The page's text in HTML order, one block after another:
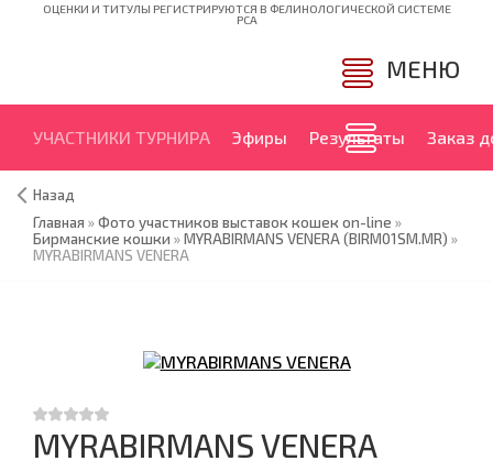
ОЦЕНКИ И ТИТУЛЫ РЕГИСТРИРУЮТСЯ В ФЕЛИНОЛОГИЧЕСКОЙ СИСТЕМЕ
PCA
МЕНЮ
УЧАСТНИКИ ТУРНИРА Эфиры Результаты Заказ
Назад
Главная »Фото участников выставок кошек on-line »
Бирманские кошки »MYRABIRMANS VENERA (BIRM01SM.MR) »
MYRABIRMANS VENERA
MYRABIRMANS VENERA